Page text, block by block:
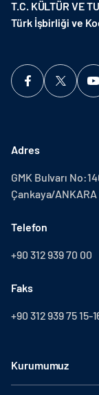
T.C. KÜLTÜR VE
Türk İşbirliği ve
Adres
GMK Bulvarı
Çankaya/ANKARA
Telefon
+90 312 939 70 00
Faks
+90 312 939 75 15-
Kurumumuz